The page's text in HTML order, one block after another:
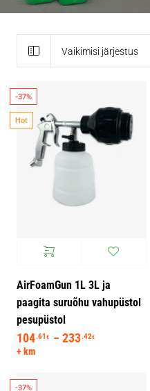
Vaikimisi järjestus
-37%
Hot
AirFoamGun 1L 3L ja
paagita suruõhu vahupüstol
pesupüstol
104.61 € – 233.42€
+ km
-37%